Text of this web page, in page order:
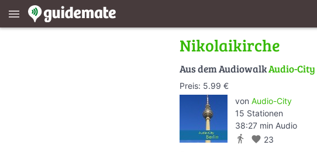
menu
Nikolaikirche
Aus dem AudiowalkAudio-
Preis: 5.99 €
von Audio-City
15 Stationen
38:27 min Audio
directions_walk favorite 23